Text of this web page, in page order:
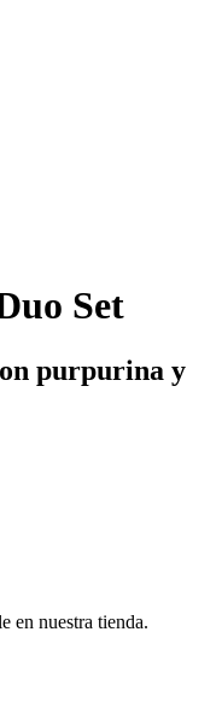
Set
purpurina y
en nuestra tienda.